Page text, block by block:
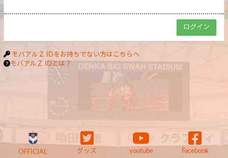
モバアルＺ IDをお持ちでない方はこちらへ
モバアルＺ IDとは？
OFFICIAL グッズ youtube Facebook